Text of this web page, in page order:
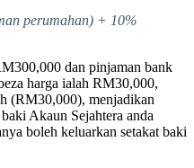
perumahan) + 10%
dan pinjaman bank
harga ialah RM30,000,
(RM30,000), menjadikan
Akaun Sejahtera anda
boleh keluarkan setakat baki